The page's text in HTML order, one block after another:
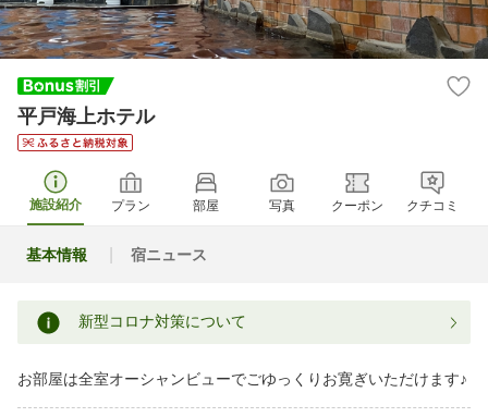
平戸海上ホテル
施設紹介 プラン 部屋 写真 クーポン クチコミ
基本情報 宿ニュース
新型コロナ対策について
お部屋は全室オーシャンビューでごゆっくりお寛ぎいただけます♪